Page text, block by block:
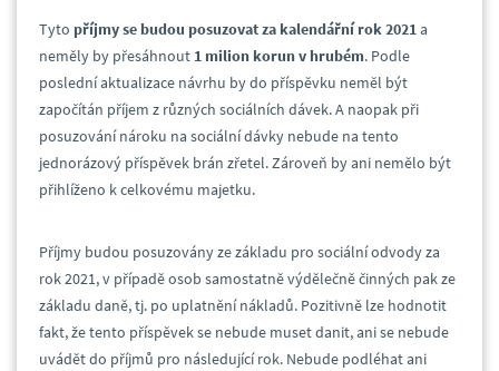
Tyto příjmy se budou posuzovat za kalendářní rok 2021a
neměly by přesáhnout 1 milion korun v hrubém. Podle
poslední aktualizace návrhu by do příspěvku neměl být
započítán příjem z různých sociálních dávek. A naopak při
posuzování nároku na sociální dávky nebude na tento
jednorázový příspěvek brán zřetel. Zároveň by ani nemělo být
přihlíženo k celkovému majetku.
Příjmy budou posuzovány ze základu pro sociální odvody za
rok 2021, v případě osob samostatně výdělečně činných pak ze
základu daně, tj. po uplatnění nákladů. Pozitivně lze hodnotit
fakt, že tento příspěvek se nebude muset danit, ani se nebude
uvádět do příjmů pro následující rok. Nebude podléhat ani